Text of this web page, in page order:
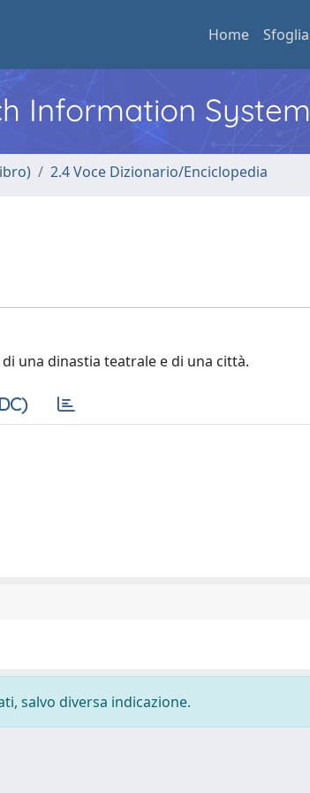
Home Sfoglia
Information System
2.4 Voce Dizionario/Enciclopedia
una dinastia teatrale e di una città.
salvo diversa indicazione.